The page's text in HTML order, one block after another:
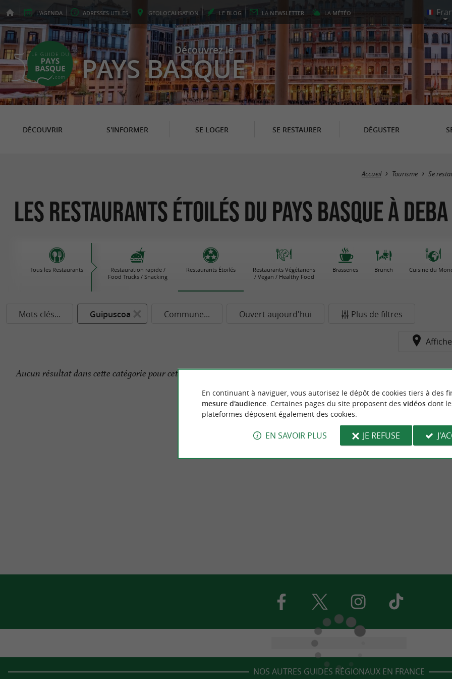
L'AGENDA ADRESSES UTILES GEOLOCALISATION LE BLOG LA NEWSLETTER LA MÉTÉO
Découvrez le
PAYS BASQUE
DÉCOUVRIR S'INFORMER SE LOGER SE RESTAURER DÉGUSTER
Accueil Tourisme Se
Les Restaurants Étoilés du Pays Basque à Deba
Tous les Restaurants
Restauration rapide /
Food Trucks / Snacking
Restaurants Étoilés
Restaurants Végétariens
/ Vegan / Healthy Food
Brasseries Brunch Cuisine du
Mots clés... Guipuscoa Commune... Ouvert aujourd'hui Plus de filtres
Aucun résultat dans cette catégorie pour cette commune pour le moment...
NOS AUTRES GUIDES RÉGIONAUX EN FRANCE
En continuant à naviguer, vous autorisez le dépôt de cookies tiers à des
mesure d'audience. Certaines pages du site proposent des vidéosdont
plateformes déposent également des cookies.
EN SAVOIR PLUS JE REFUSE